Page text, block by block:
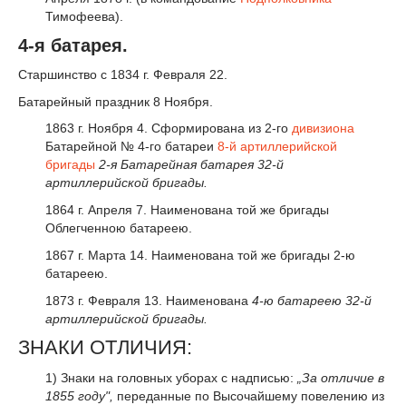
Тимофеева).
4-я батарея.
Старшинство с 1834 г. Февраля 22.
Батарейный праздник 8 Ноября.
1863 г. Ноября 4. Сформирована из 2-го дивизиона
Батарейной № 4-го батареи 8-й артиллерийской
бригады 2-я Батарейная батарея 32-й
артиллерийской бригады.
1864 г. Апреля 7. Наименована той же бригады
Облегченною батареею.
1867 г. Марта 14. Наименована той же бригады 2-ю
батареею.
1873 г. Февраля 13. Наименована 4-ю батареею 32-й
артиллерийской бригады.
ЗНАКИ ОТЛИЧИЯ:
1) Знаки на головных уборах с надписью: „За отличие в
1855 году", переданные по Высочайшему повелению из